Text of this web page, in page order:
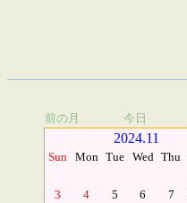
前の月 今日
2024.11
Sun Mon Tue Wed Thu
3
4 5 6 7